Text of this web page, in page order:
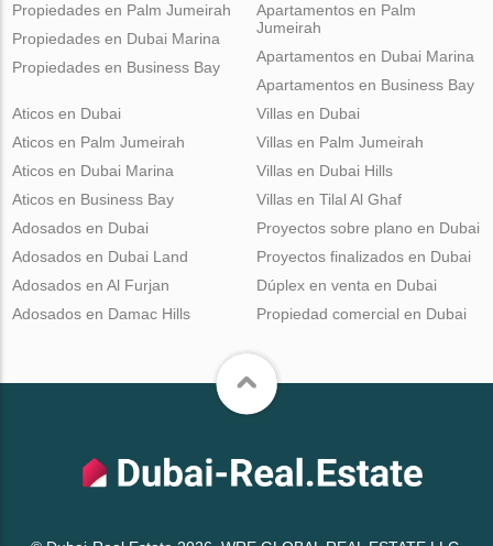
Propiedades en Palm Jumeirah
Propiedades en Dubai Marina
Propiedades en Business Bay
Apartamentos en Palm
Jumeirah
Apartamentos en Dubai Marina
Apartamentos en Business Bay
Aticos en Dubai
Aticos en Palm Jumeirah
Aticos en Dubai Marina
Aticos en Business Bay
Villas en Dubai
Villas en Palm Jumeirah
Villas en Dubai Hills
Villas en Tilal Al Ghaf
Adosados en Dubai
Adosados en Dubai Land
Adosados en Al Furjan
Adosados en Damac Hills
Proyectos sobre plano en Dubai
Proyectos finalizados en Dubai
Dúplex en venta en Dubai
Propiedad comercial en Dubai